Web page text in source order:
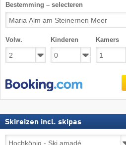
Bestemming – selecteren
Volw. Kinderen Kamers
Skireizen incl. skipas
Skireizen